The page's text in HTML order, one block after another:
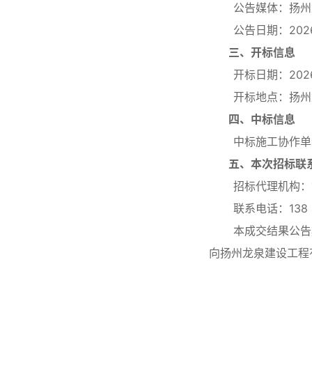
公告媒体：扬州
公告日期：
三、开标信息
开标日期：
开标地点：扬州
四、中标信息
中标施工协作单
五、本次招标联
招标代理机
联系电话：138
本成交结果公告期
向扬州龙泉建设工